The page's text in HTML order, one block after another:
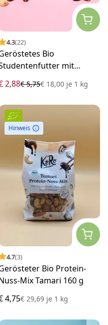
4.3(22)
Bio
mit
160 g
2,88€ 5,75€ 18,00 je 1 kg
Hinweis
4.7(3)
Bio Protein-
Mix Tamari 160 g
4,75€ 29,69 je 1 kg